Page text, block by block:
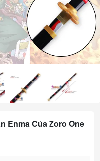
Enma Của Zoro One